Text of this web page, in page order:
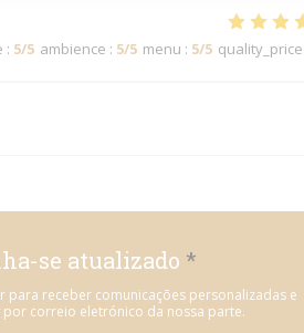
: 5/5 ambience : 5/5 menu : 5/5 quality_price
se atualizado *
para receber comunicações personalizadas e
correio eletrónico da nossa parte.